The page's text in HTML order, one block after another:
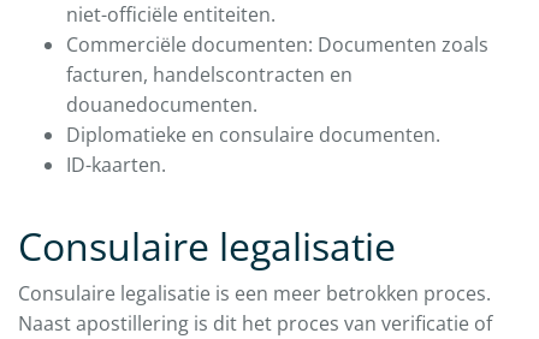
niet-officiële entiteiten.
Commerciële documenten: Documenten zoals
facturen, handelscontracten en
douanedocumenten.
Diplomatieke en consulaire documenten.
ID-kaarten.
Consulaire legalisatie
Consulaire legalisatie is een meer betrokken proces.
Naast apostillering is dit het proces van verificatie of